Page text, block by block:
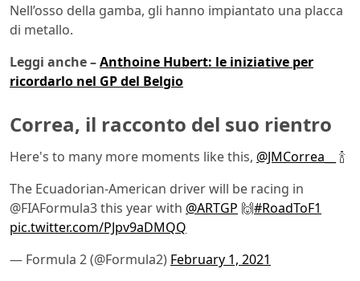
Nell’osso della gamba, gli hanno impiantato una placca
di metallo.
Leggi anche –Anthoine Hubert: le iniziative per
ricordarlo nel GP del Belgio
Correa, il racconto del suo rientro
Here's to many more moments like this, @JMCorrea__
🍾
The Ecuadorian-American driver will be racing in
@FIAFormula3 this year with @ARTGP 🙌#RoadToF1
pic.twitter.com/PJpv9aDMQQ
— Formula 2 (@Formula2) February 1, 2021